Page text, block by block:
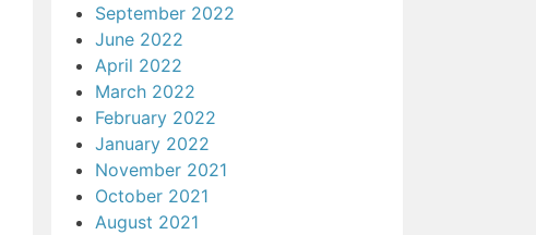
September 2022
June 2022
April 2022
March 2022
February 2022
January 2022
November 2021
October 2021
August 2021